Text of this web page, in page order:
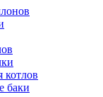
котлов
баки